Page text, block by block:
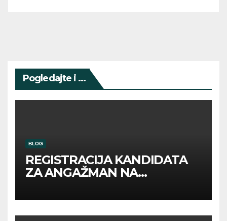
Pogledajte i ...
BLOG
REGISTRACIJA KANDIDATA
ZA ANGAŽMAN NA